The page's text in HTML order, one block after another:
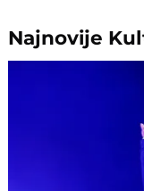
Najnovije